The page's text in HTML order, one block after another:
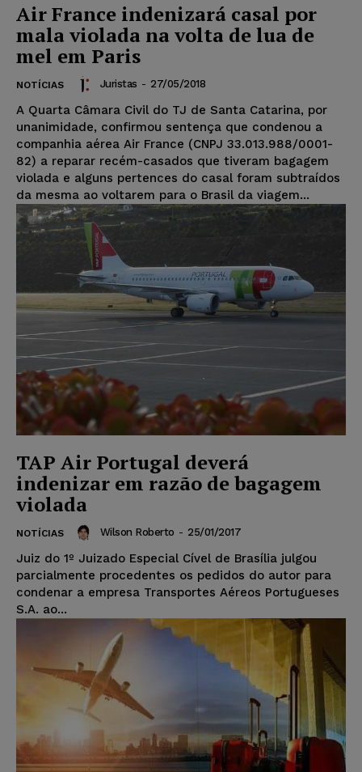
Air France indenizará casal por
mala violada na volta de lua de
mel em Paris
NOTÍCIAS Juristas - 27/05/2018
A Quarta Câmara Civil do TJ de Santa Catarina, por
unanimidade, confirmou sentença que condenou a
companhia aérea Air France (CNPJ 33.013.988/0001-
82) a reparar recém-casados que tiveram bagagem
violada e alguns pertences do casal foram subtraídos
da mesma ao voltarem para o Brasil da viagem...
TAP Air Portugal deverá
indenizar em razão de bagagem
violada
NOTÍCIAS Wilson Roberto - 25/01/2017
Juiz do 1º Juizado Especial Cível de Brasília julgou
parcialmente procedentes os pedidos do autor para
condenar a empresa Transportes Aéreos Portugueses
S.A. ao...